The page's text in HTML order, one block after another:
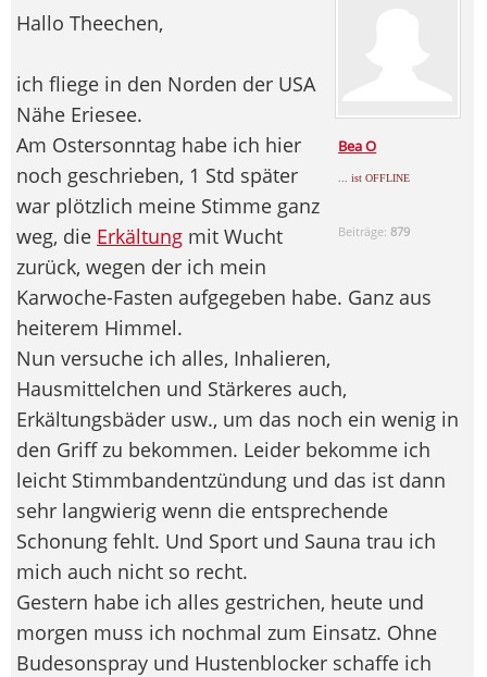
Bea O
... ist OFFLINE
Beiträge:879
Hallo Theechen,
ich fliege in den Norden der USA
Nähe Eriesee.
Am Ostersonntag habe ich hier
noch geschrieben, 1 Std später
war plötzlich meine Stimme ganz
weg, die Erkältung mit Wucht
zurück, wegen der ich mein
Karwoche-Fasten aufgegeben habe. Ganz aus
heiterem Himmel.
Nun versuche ich alles, Inhalieren,
Hausmittelchen und Stärkeres auch,
Erkältungsbäder usw., um das noch ein wenig in
den Griff zu bekommen. Leider bekomme ich
leicht Stimmbandentzündung und das ist dann
sehr langwierig wenn die entsprechende
Schonung fehlt. Und Sport und Sauna trau ich
mich auch nicht so recht.
Gestern habe ich alles gestrichen, heute und
morgen muss ich nochmal zum Einsatz. Ohne
Budesonspray und Hustenblocker schaffe ich